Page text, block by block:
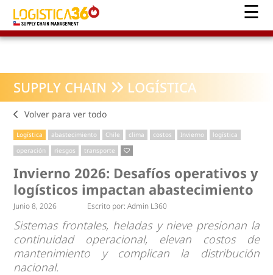
SUPPLY CHAIN LOGÍSTICA
Volver para ver todo
Logística abastecimiento Chile clima costos Invierno
logística
operación
riesgos transporte
Invierno 2026: Desafíos operativos y
logísticos impactan abastecimiento
Junio 8, 2026 Escrito por: Admin L360
Sistemas frontales, heladas y nieve presionan la
continuidad operacional, elevan costos de
mantenimiento y complican la distribución
nacional.